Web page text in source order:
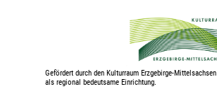
Gefördert durch den Kulturraum Erzgebirge-Mittelsachsen
als regional bedeutsame Einrichtung.